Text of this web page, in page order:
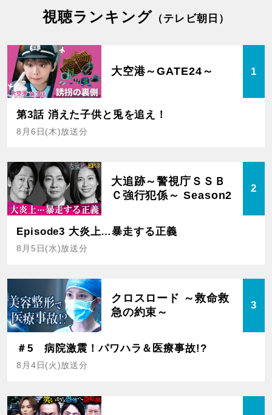
視聴ランキング （テレビ朝日）
大空港～GATE24～ 1
第3話 消えた子供と兎を追え！
8月6日(木)放送分
大追跡～警視庁ＳＳＢ
Ｃ強行犯係～ Season2
2
Episode3 大炎上…暴走する正義
8月5日(水)放送分
クロスロード ～救命救
急の約束～
3
＃5 病院激震！パワハラ＆医療事故!?
8月4日(火)放送分